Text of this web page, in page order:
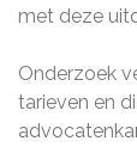
met deze
Onderzoek
tarieven en